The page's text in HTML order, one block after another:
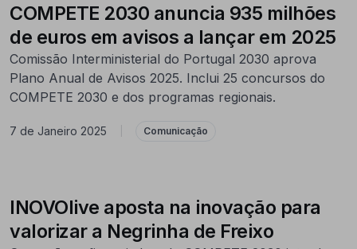
COMPETE 2030 anuncia 935 milhões
de euros em avisos a lançar em 2025
Comissão Interministerial do Portugal 2030 aprova
Plano Anual de Avisos 2025. Inclui 25 concursos do
COMPETE 2030 e dos programas regionais.
7 de Janeiro 2025 Comunicação
INOVOlive aposta na inovação para
valorizar a Negrinha de Freixo